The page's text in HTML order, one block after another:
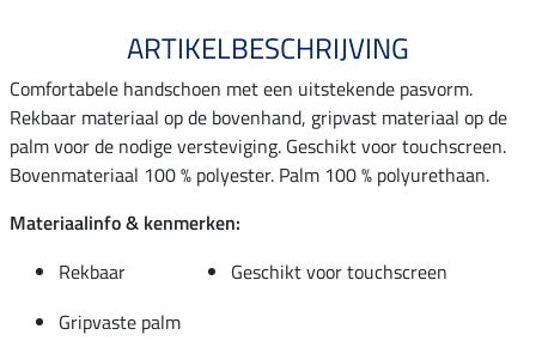
ARTIKELBESCHRIJVING
Comfortabele handschoen met een uitstekende pasvorm.
Rekbaar materiaal op de bovenhand, gripvast materiaal op de
palm voor de nodige versteviging. Geschikt voor touchscreen.
Bovenmateriaal 100 % polyester. Palm 100 % polyurethaan.
Materiaalinfo & kenmerken:
Rekbaar
Geschikt voor touchscreen
Gripvaste palm